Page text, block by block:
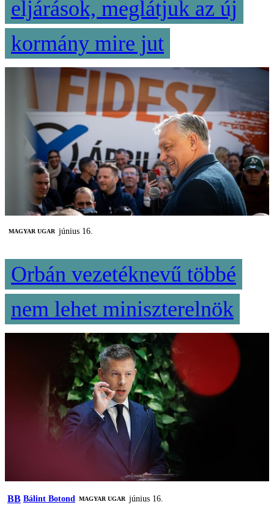
eljárások, meglátjuk az új
kormány mire jut
MAGYAR UGAR június 16.
Orbán vezetéknevű többé
nem lehet miniszterelnök
BB Bálint Botond MAGYAR UGAR június 16.